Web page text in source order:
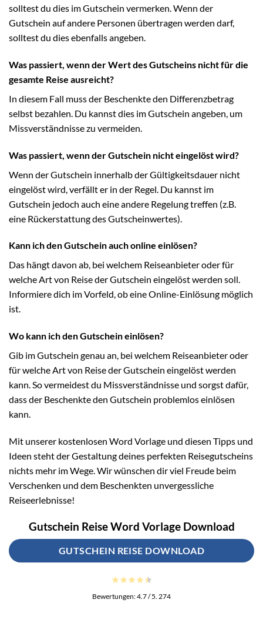
solltest du dies im Gutschein vermerken. Wenn der
Gutschein auf andere Personen übertragen werden darf,
solltest du dies ebenfalls angeben.
Was passiert, wenn der Wert des Gutscheins nicht für die
gesamte Reise ausreicht?
In diesem Fall muss der Beschenkte den Differenzbetrag
selbst bezahlen. Du kannst dies im Gutschein angeben, um
Missverständnisse zu vermeiden.
Was passiert, wenn der Gutschein nicht eingelöst wird?
Wenn der Gutschein innerhalb der Gültigkeitsdauer nicht
eingelöst wird, verfällt er in der Regel. Du kannst im
Gutschein jedoch auch eine andere Regelung treffen (z.B.
eine Rückerstattung des Gutscheinwertes).
Kann ich den Gutschein auch online einlösen?
Das hängt davon ab, bei welchem Reiseanbieter oder für
welche Art von Reise der Gutschein eingelöst werden soll.
Informiere dich im Vorfeld, ob eine Online-Einlösung möglich
ist.
Wo kann ich den Gutschein einlösen?
Gib im Gutschein genau an, bei welchem Reiseanbieter oder
für welche Art von Reise der Gutschein eingelöst werden
kann. So vermeidest du Missverständnisse und sorgst dafür,
dass der Beschenkte den Gutschein problemlos einlösen
kann.
Mit unserer kostenlosen Word Vorlage und diesen Tipps und
Ideen steht der Gestaltung deines perfekten Reisegutscheins
nichts mehr im Wege. Wir wünschen dir viel Freude beim
Verschenken und dem Beschenkten unvergessliche
Reiseerlebnisse!
Gutschein Reise Word Vorlage Download
GUTSCHEIN REISE DOWNLOAD
Bewertungen:4.7/ 5. 274